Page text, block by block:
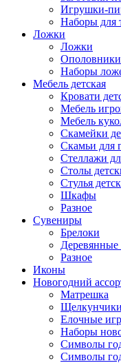
Игрушки-
Наборы для
Ложки
Ложки
Ополовники
Наборы
Мебель детская
Кровати
Мебель
Мебель
Скамейки
Скамьи для
Стеллажи
Столы
Стулья
Шкафы
Разное
Сувениры
Брелоки
Деревянные
Разное
Иконы
Новогодний
Матрешка
Щелкунчики
Елочные
Наборы
Символы
Символы